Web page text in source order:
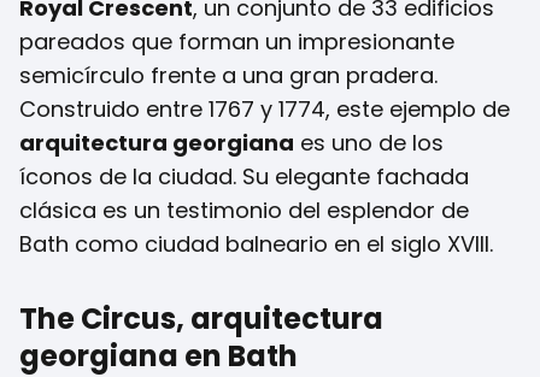
Royal Crescent, un conjunto de 33 edificios
pareados que forman un impresionante
semicírculo frente a una gran pradera.
Construido entre 1767 y 1774, este ejemplo de
arquitectura georgiana es uno de los
íconos de la ciudad. Su elegante fachada
clásica es un testimonio del esplendor de
Bath como ciudad balneario en el siglo XVIII.
The Circus, arquitectura
georgiana en Bath